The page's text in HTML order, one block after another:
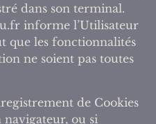
dans son terminal.
informe l’Utilisateur
que les fonctionnalités
ne soient pas toutes
de Cookies
navigateur, ou si